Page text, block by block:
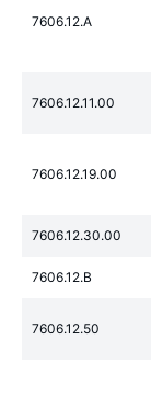
7606.12.A
7606.12.11.00
7606.12.19.00
7606.12.30.00
7606.12.B
7606.12.50